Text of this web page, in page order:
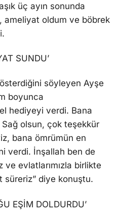
üç ayın sonunda
ameliyat oldum ve böbrek
SUNDU’
söyleyen Ayşe
boyunca
hediyeyi verdi. Bana
olsun, çok teşekkür
bana ömrümün en
verdi. İnşallah ben de
ve evlatlarımızla birlikte
süreriz” diye konuştu.
EŞİM DOLDURDU’